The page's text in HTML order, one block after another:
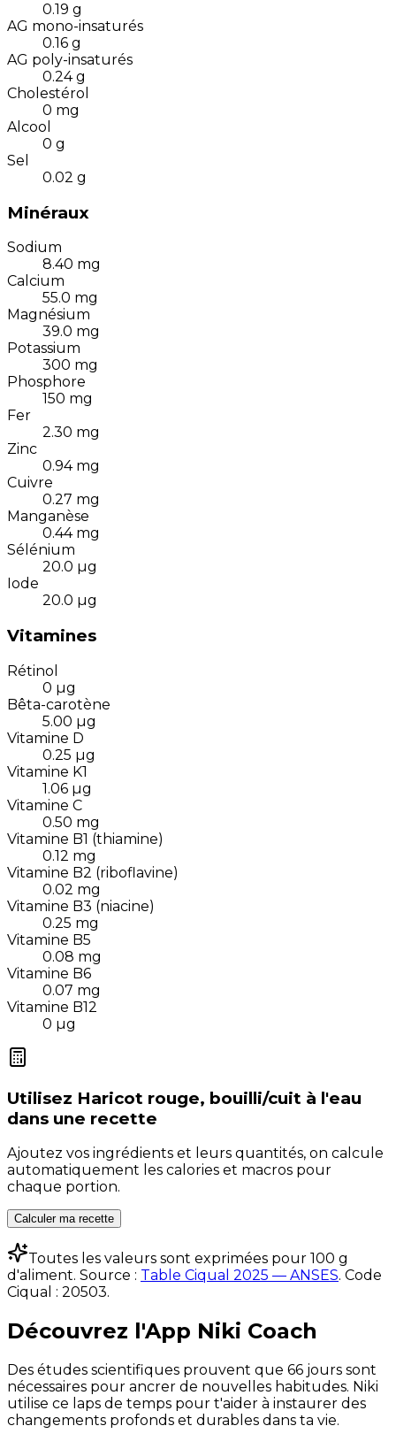
0.19 g
AG mono-insaturés
0.16 g
AG poly-insaturés
0.24 g
Cholestérol
0 mg
Alcool
0 g
Sel
0.02 g
Minéraux
Sodium
8.40 mg
Calcium
55.0 mg
Magnésium
39.0 mg
Potassium
300 mg
Phosphore
150 mg
Fer
2.30 mg
Zinc
0.94 mg
Cuivre
0.27 mg
Manganèse
0.44 mg
Sélénium
20.0 µg
Iode
20.0 µg
Vitamines
Rétinol
0 µg
Bêta-carotène
5.00 µg
Vitamine D
0.25 µg
Vitamine K1
1.06 µg
Vitamine C
0.50 mg
Vitamine B1 (thiamine)
0.12 mg
Vitamine B2 (riboflavine)
0.02 mg
Vitamine B3 (niacine)
0.25 mg
Vitamine B5
0.08 mg
Vitamine B6
0.07 mg
Vitamine B12
0 µg
Utilisez Haricot rouge, bouilli/cuit à l'eau
dans une recette
Ajoutez vos ingrédients et leurs quantités, on calcule
automatiquement les calories et macros pour
chaque portion.
Calculer ma recette
Toutes les valeurs sont exprimées pour 100 g
d'aliment. Source : Table Ciqual 2025 — ANSES. Code
Ciqual : 20503.
Découvrez l'App Niki Coach
Des études scientifiques prouvent que 66 jours sont
nécessaires pour ancrer de nouvelles habitudes. Niki
utilise ce laps de temps pour t'aider à instaurer des
changements profonds et durables dans ta vie.